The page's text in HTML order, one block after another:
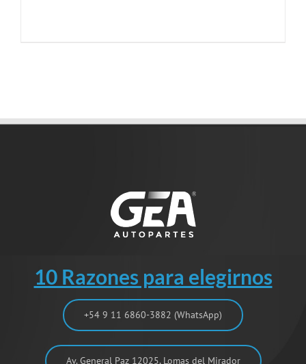
10 Razones para elegirnos
+54 9 11 6860-3882 (WhatsApp)
Av. General Paz 12025, Lomas del Mirador